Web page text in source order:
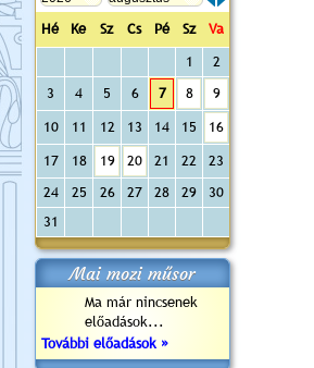
Hé Ke Sz Cs Pé Sz
Va
1
2
3
4 5 6 7 8 9
10 11 12 13 14 15 16
17 18 19 20 21 22
23
24
25 26 27 28 29
30
31
Mai mozi műsor
Ma már nincsenek
előadások...
További előadások »